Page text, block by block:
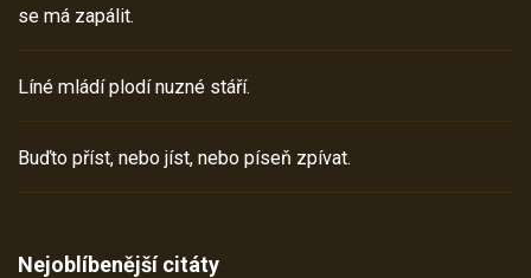
se má zapálit.
Líné mládí plodí nuzné stáří.
Buďto příst, nebo jíst, nebo píseň zpívat.
Nejoblíbenější citáty